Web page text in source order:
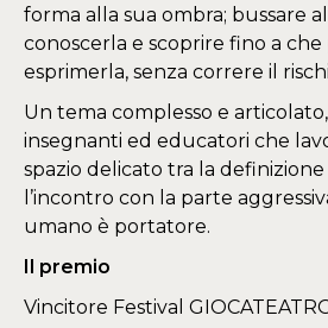
forma alla sua ombra; bussare
conoscerla e scoprire fino a
esprimerla, senza correre il
Un tema complesso e
insegnanti ed educatori che
spazio delicato tra la
l’incontro con la parte
umano è portatore.
Il premio
Vincitore Festival